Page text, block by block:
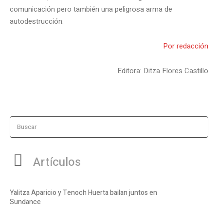
comunicación pero también una peligrosa arma de
autodestrucción.
Por redacción
Editora: Ditza Flores Castillo
Buscar
Artículos
Yalitza Aparicio y Tenoch Huerta bailan juntos en
Sundance